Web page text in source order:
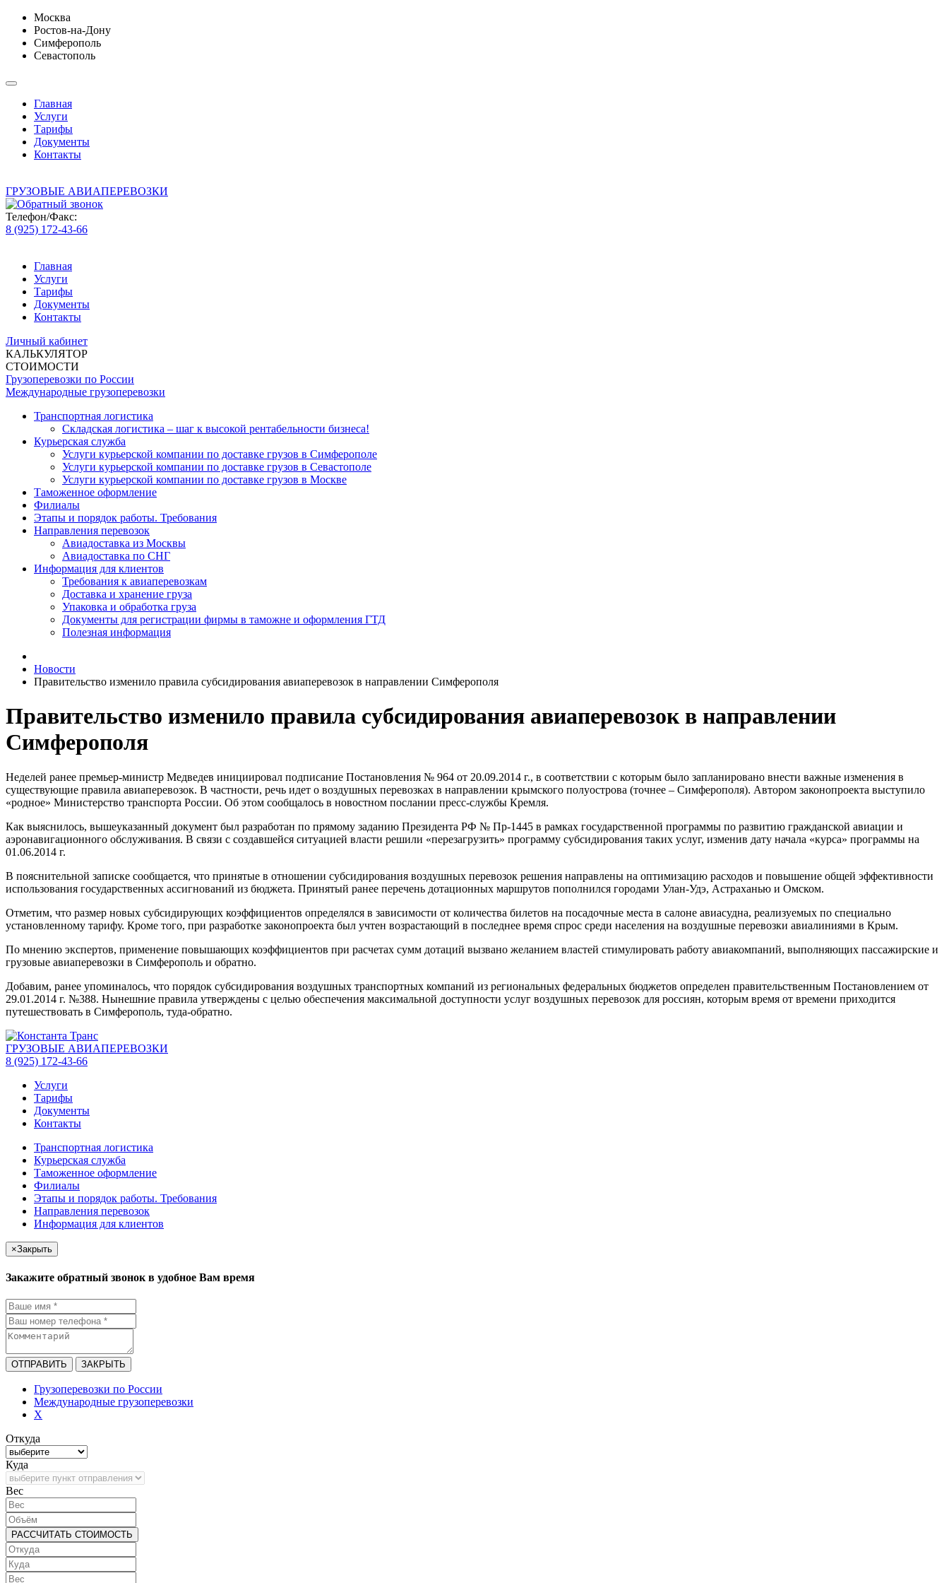
Москва
Ростов-на-Дону
Симферополь
Севастополь
Главная
Услуги
Тарифы
Документы
Контакты
ГРУЗОВЫЕ АВИАПЕРЕВОЗКИ
Телефон/Факс:
8 (925) 172-43-66
Главная
Услуги
Тарифы
Документы
Контакты
Личный кабинет
КАЛЬКУЛЯТОР
СТОИМОСТИ
Грузоперевозки по России
Международные грузоперевозки
Транспортная логистика
Складская логистика – шаг к высокой рентабельности бизнеса!
Курьерская служба
Услуги курьерской компании по доставке грузов в Симферополе
Услуги курьерской компании по доставке грузов в Севастополе
Услуги курьерской компании по доставке грузов в Москве
Таможенное оформление
Филиалы
Этапы и порядок работы. Требования
Направления перевозок
Авиадоставка из Москвы
Авиадоставка по СНГ
Информация для клиентов
Требования к авиаперевозкам
Доставка и хранение груза
Упаковка и обработка груза
Документы для регистрации фирмы в таможне и оформления ГТД
Полезная информация
Новости
Правительство изменило правила субсидирования авиаперевозок в направлении Симферополя
Правительство изменило правила субсидирования авиаперевозок в направлении
Симферополя
Неделей ранее премьер-министр Медведев инициировал подписание Постановления № 964 от 20.09.2014 г., в соответствии с которым было запланировано внести важные изменения в
существующие правила авиаперевозок. В частности, речь идет о воздушных перевозках в направлении крымского полуострова (точнее – Симферополя). Автором законопроекта выступило
«родное» Министерство транспорта России. Об этом сообщалось в новостном послании пресс-службы Кремля.
Как выяснилось, вышеуказанный документ был разработан по прямому заданию Президента РФ № Пр-1445 в рамках государственной программы по развитию гражданской авиации и
аэронавигационного обслуживания. В связи с создавшейся ситуацией власти решили «перезагрузить» программу субсидирования таких услуг, изменив дату начала «курса» программы на
01.06.2014 г.
В пояснительной записке сообщается, что принятые в отношении субсидирования воздушных перевозок решения направлены на оптимизацию расходов и повышение общей эффективности
использования государственных ассигнований из бюджета. Принятый ранее перечень дотационных маршрутов пополнился городами Улан-Удэ, Астраханью и Омском.
Отметим, что размер новых субсидирующих коэффициентов определялся в зависимости от количества билетов на посадочные места в салоне авиасудна, реализуемых по специально
установленному тарифу. Кроме того, при разработке законопроекта был учтен возрастающий в последнее время спрос среди населения на воздушные перевозки авиалиниями в Крым.
По мнению экспертов, применение повышающих коэффициентов при расчетах сумм дотаций вызвано желанием властей стимулировать работу авиакомпаний, выполняющих пассажирские и
грузовые авиаперевозки в Симферополь и обратно.
Добавим, ранее упоминалось, что порядок субсидирования воздушных транспортных компаний из региональных федеральных бюджетов определен правительственным Постановлением от
29.01.2014 г. №388. Нынешние правила утверждены с целью обеспечения максимальной доступности услуг воздушных перевозок для россиян, которым время от времени приходится
путешествовать в Симферополь, туда-обратно.
ГРУЗОВЫЕ АВИАПЕРЕВОЗКИ
8 (925) 172-43-66
Услуги
Тарифы
Документы
Контакты
Транспортная логистика
Курьерская служба
Таможенное оформление
Филиалы
Этапы и порядок работы. Требования
Направления перевозок
Информация для клиентов
×Закрыть
Закажите обратный звонок в удобное Вам время
ОТПРАВИТЬ ЗАКРЫТЬ
Грузоперевозки по России
Международные грузоперевозки
X
Откуда
Куда
Bec
РАССЧИТАТЬ СТОИМОСТЬ